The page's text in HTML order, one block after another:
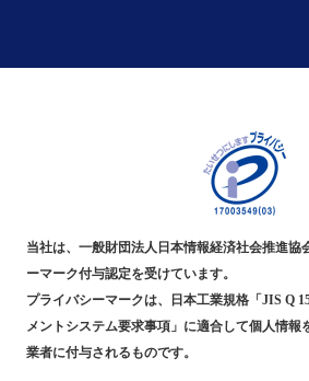
当社は、一般財団法人日本情報経済社会推進協
ーマーク付与認定を受けています。
プライバシーマークは、日本工業規格「JIS Q
メントシステム要求事項」に適合して個人情報
業者に付与されるものです。